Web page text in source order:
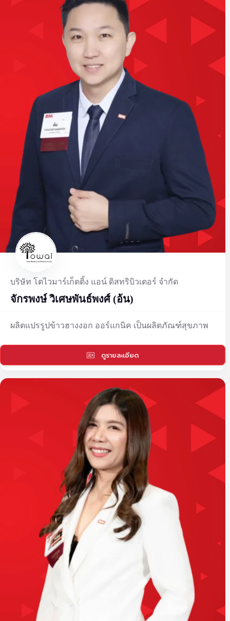
บริษัท โตไวมาร์เก็ตติ้ง แอน์ ดิสทริบิวเตอร์ จำกัด
จักรพงษ์ วิเศษพันธ์พงศ์ (อ้น)
ผลิตแปรรูปข้าวฮางงอก ออร์แกนิค เป็นผลิตภัณฑ์สุขภาพ
ดูรายละเอียด